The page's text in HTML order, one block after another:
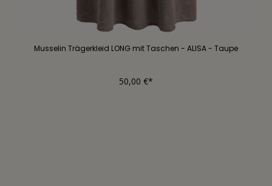
Musselin Trägerkleid LONG mit Taschen - ALISA - Taupe
50,00 €*